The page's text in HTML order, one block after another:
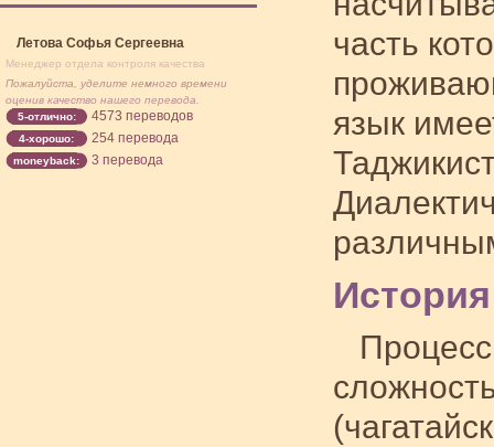
Летова Софья Сергеевна
Менеджер отдела контроля качества
Пожалуйста, уделите немного времени
оценив качество нашего перевода.
5-отлично:
4573 переводов
4-хорошо: 254 перевода
moneyback: 3 перевода
часть
язык
Процесс